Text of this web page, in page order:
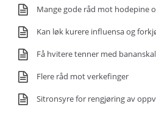
Mange gode råd mot hodepine
Kan løk kurere influensa og
Få hvitere tenner med
Flere råd mot verkefinger
Sitronsyre for rengjøring av